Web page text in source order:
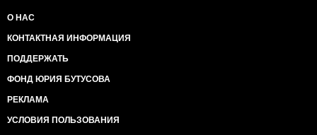
О НАС
КОНТАКТНАЯ ИНФОРМАЦИЯ
ПОДДЕРЖАТЬ
ФОНД ЮРИЯ БУТУСОВА
РЕКЛАМА
УСЛОВИЯ ПОЛЬЗОВАНИЯ